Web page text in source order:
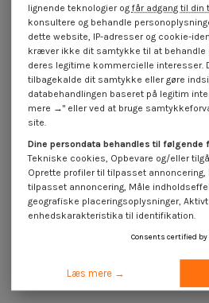
Blindnittemøtrik Sekskantet
hoved reduceret M10X19
elforzinket stål ACRTH
1,85 €inkl. moms
lignende teknologier ogfår adgang til din
konsultere og behandle
dette website, IP-adresser og cookie-
kræver ikke dit samtykke til at behandle
deres legitime kommercielle interesser.
tilbagekalde dit samtykke eller gøre
databehandlingen baseret på legitim
mere →" eller ved at bruge
site.
Dine persondata behandles til følgende
Tekniske cookies, Opbevare og/eller
Oprette profiler til tilpasset
tilpasset annoncering, Måle
geografiske placeringsoplysninger,
enhedskarakteristika til identifikation.
Consents certified by
Læs mere →